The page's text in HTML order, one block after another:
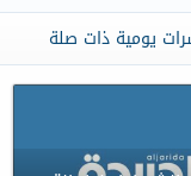
يومية ذات صلة